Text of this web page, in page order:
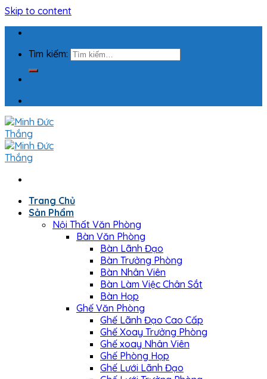
Skip to content
Tìm kiếm:
Trang Chủ
Sản Phẩm
Nội Thất Văn Phòng
Bàn Văn Phòng
Bàn Lãnh Đạo
Bàn Trưởng Phòng
Bàn Nhân Viên
Bàn Làm Việc Chân Sắt
Bàn Họp
Ghế Văn Phòng
Ghế Lãnh Đạo Cao Cấp
Ghế Xoay Trưởng Phòng
Ghế xoay Nhân Viên
Ghế Phòng Họp
Ghế Lưới Lãnh Đạo